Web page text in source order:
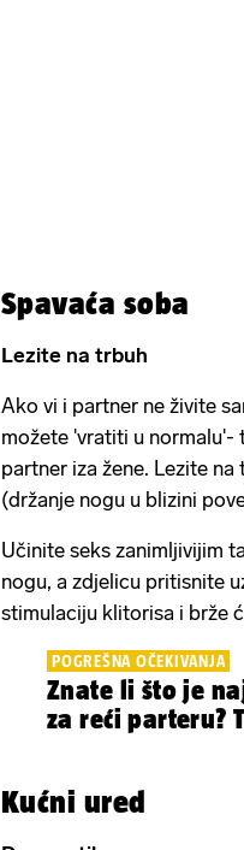
Spavaća soba
Lezite na trbuh
Ako vi i partner ne živite
možete 'vratiti u normalu'-
partner iza žene. Lezite
(držanje nogu u blizini
Učinite seks zanimljivijim
nogu, a zdjelicu pritisnite
stimulaciju klitorisa i brže
POGREŠNA OČEKIVANJA
Znate li što je
za reći parteru?
Kućni ured